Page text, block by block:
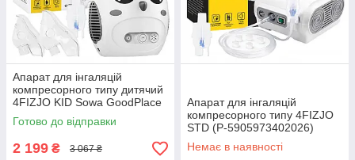
Апарат для інгаляцій
компресорного типу дитячий
4FIZJO KID Sowa GoodPlace
-worry-free-shopping-
Готово до відправки
2 199 ₴ 3 067 ₴
Апарат для інгаляцій
компресорного типу 4FIZJO
STD (P-5905973402026)
GoodPlace -worry-free-
shopping-
Немає в наявності